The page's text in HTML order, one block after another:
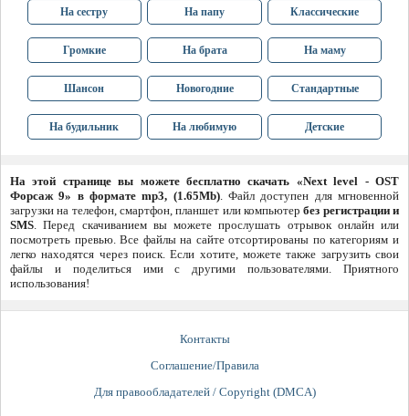
На сестру На папу Классические
Громкие На брата На маму
Шансон Новогодние Стандартные
На будильник На любимую Детские
На этой странице вы можете бесплатно скачать «Next level - OST
Форсаж 9» в формате mp3, (1.65Mb). Файл доступен для мгновенной
загрузки на телефон, смартфон, планшет или компьютербез регистрации и
SMS. Перед скачиванием вы можете прослушать отрывок онлайн или
посмотреть превью. Все файлы на сайте отсортированы по категориям и
легко находятся через поиск. Если хотите, можете также загрузить свои
файлы и поделиться ими с другими пользователями. Приятного
использования!
Контакты
Соглашение/Правила
Для правообладателей / Copyright (DMCA)